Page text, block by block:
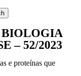
BIOLOGIA
– 52/2023
e proteínas que